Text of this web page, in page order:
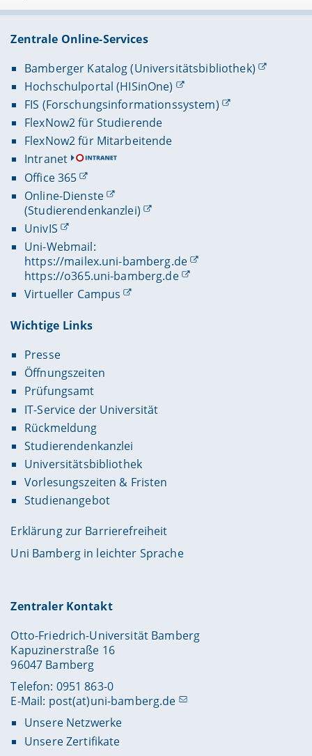
Zentrale Online-Services
Bamberger Katalog (Universitätsbibliothek)
Hochschulportal (HISinOne)
FIS (Forschungsinformationssystem)
FlexNow2 für Studierende
FlexNow2 für Mitarbeitende
Intranet
Office 365
Online-Dienste
(Studierendenkanzlei)
UnivIS
Uni-Webmail:
https://mailex.uni-bamberg.de
https://o365.uni-bamberg.de
Virtueller Campus
Wichtige Links
Presse
Öffnungszeiten
Prüfungsamt
IT-Service der Universität
Rückmeldung
Studierendenkanzlei
Universitätsbibliothek
Vorlesungszeiten & Fristen
Studienangebot
Erklärung zur Barrierefreiheit
Uni Bamberg in leichter Sprache
Zentraler Kontakt
Otto-Friedrich-Universität Bamberg
Kapuzinerstraße 16
96047 Bamberg
Telefon: 0951 863-0
E-Mail: post(at)uni-bamberg.de
Unsere Netzwerke
Unsere Zertifikate